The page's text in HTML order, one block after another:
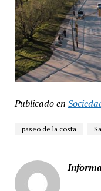
Publicado en
paseo de la costa